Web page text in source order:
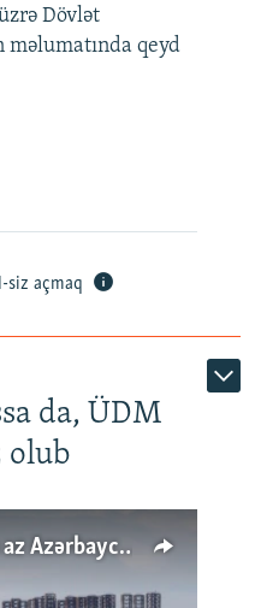
Dövlət
məlumatında qeyd
siz açmaq
da, ÜDM
olub
Cənubi Qafqazda ÜDM ən az Azərbaycanda artır: Qonşuları niyə Bakını qabaqlaya bilir?